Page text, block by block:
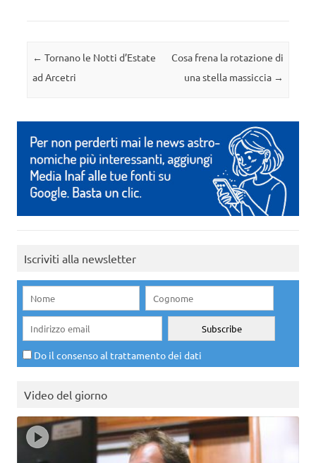
Navigazione articolo
← Tornano le Notti d’Estate
ad Arcetri
Cosa frena la rotazione di
una stella massiccia →
Iscriviti alla newsletter
Do il consenso al trattamento dei dati
Video del giorno